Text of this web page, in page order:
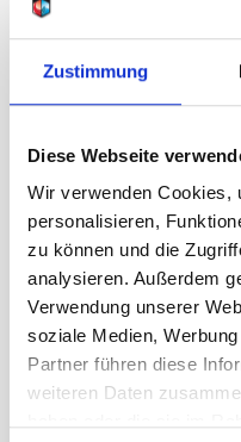
Zustimmung
Diese Webseite
Wir verwenden Cookies,
personalisieren,
zu können und die
analysieren. Außerdem
Verwendung unserer
soziale Medien,
Partner führen diese
weiteren Daten
Beschreibung /
Damen